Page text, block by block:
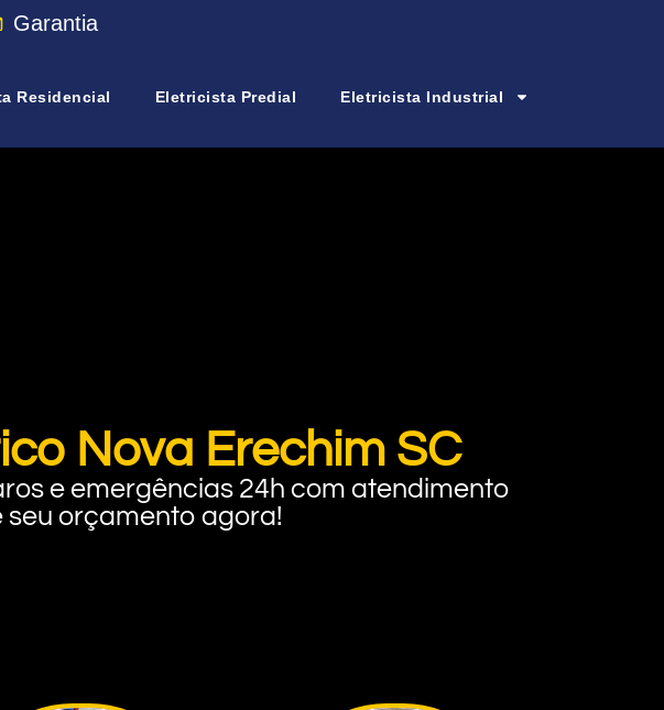
Garantia
Residencial Eletricista Predial Eletricista Industrial
Nova Erechim SC
e emergências 24h com atendimento
seu orçamento agora!